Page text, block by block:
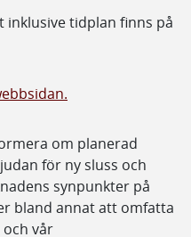
tidplan finns på
om planerad
för ny sluss och
synpunkter på
bland annat att omfatta
vår